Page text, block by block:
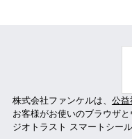
株式会社ファンケルは、 公益
お客様がお使いのブラウザ
ジオトラスト スマートシー